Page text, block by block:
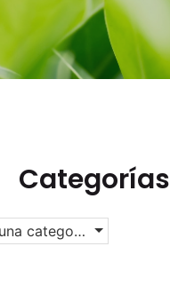
Categorías
Selecciona una categoría